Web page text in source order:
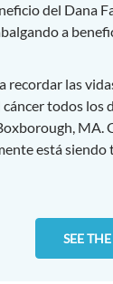
del Dana
a
recordar las
todos los
MA.
está
SEE